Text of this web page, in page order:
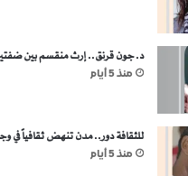
د. جون قرنق.. إرث منقسم بين
منذ 5 أيام
للثقافة دور.. مدن تنهض ثقافياً في
منذ 5 أيام